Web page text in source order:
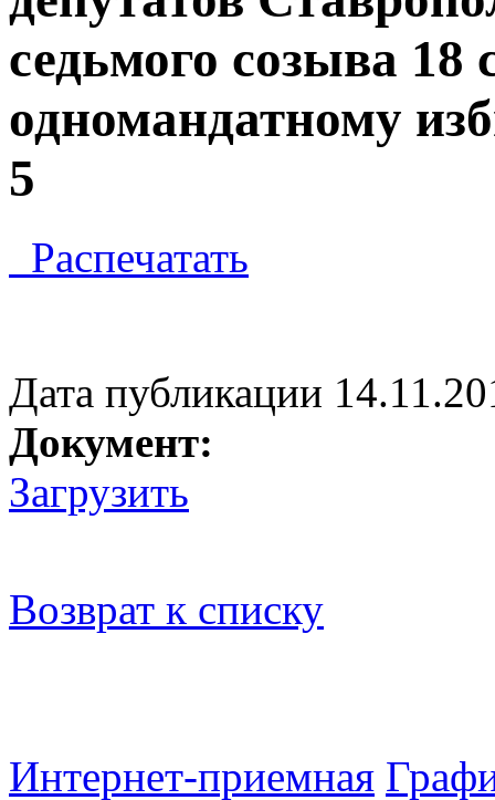
седьмого созыва 18
одномандатному
5
Распечатать
Дата публикации
Документ:
Загрузить
Возврат к списку
Интернет-приемная